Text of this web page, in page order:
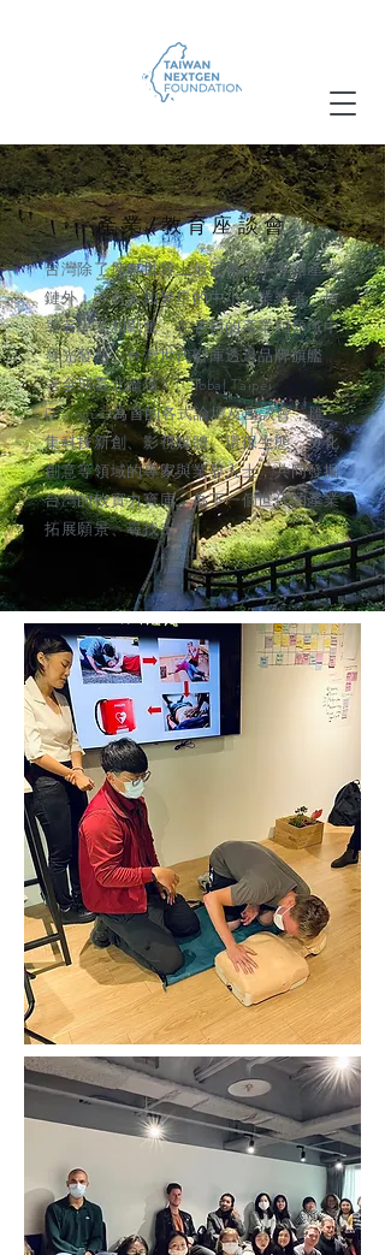
產業/教育座談會
台灣除了擁有世界上最完善的半導體產業
鏈外，亦有多如繁星的中小企業業者，倚
靠著專業和勤奮，在各自的產業和領域中
發光發熱。台灣世代智庫透過品牌旗艦
《全球臺北論壇》(Global Taipei
Dialogue)為首的各式論壇及座談會，匯
集科技新創、影視媒體、環保生態、文化
創意等領域的專家與業界人士，共同發掘
台灣的軟實力寶庫，為下一個世代的產業
拓展願景、尋找出路。